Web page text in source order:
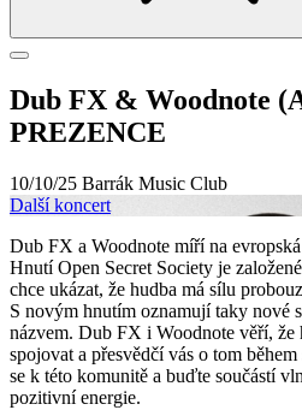
Dub FX & Woodnote
PREZENCE
10/10/25 Barrák Music Club
Další koncert
Dub FX a Woodnote míří na
Hnutí Open Secret Society je
chce ukázat, že hudba má sílu
S novým hnutím oznamují taky nové
názvem. Dub FX i Woodnote věří, že
spojovat a přesvědčí vás o tom
se k této komunitě a buďte součástí
pozitivní energie.